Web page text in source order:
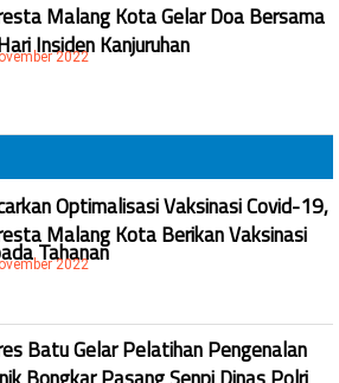
Malang Kota Gelar Doa Bersama
Insiden Kanjuruhan
2022
Optimalisasi Vaksinasi Covid-19,
Malang Kota Berikan Vaksinasi
Tahanan
2022
Batu Gelar Pelatihan Pengenalan
Bongkar Pasang Senpi Dinas Polri